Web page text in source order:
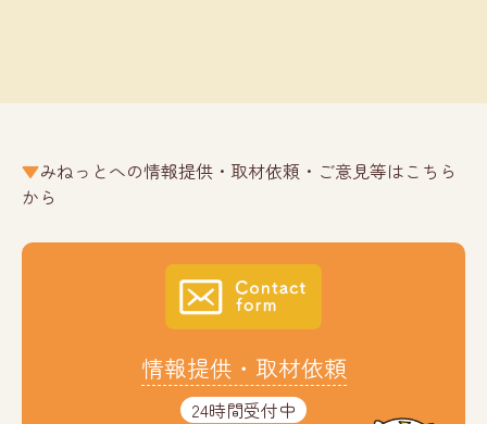
みねっとへの情報提供・取材依頼・ご意見等はこちら
から
情報提供・取材依頼
24時間受付中